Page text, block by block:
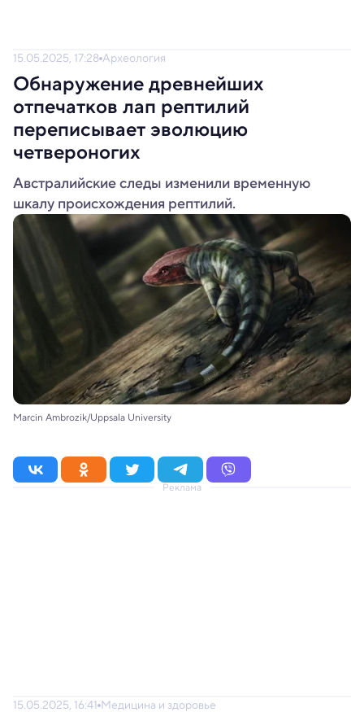
15.05.2025, 17:28 Археология
Обнаружение древнейших
отпечатков лап рептилий
переписывает эволюцию
четвероногих
Австралийские следы изменили временную
шкалу происхождения рептилий.
Marcin Ambrozik/Uppsala University
Реклама
15.05.2025, 16:41 Медицина и здоровье